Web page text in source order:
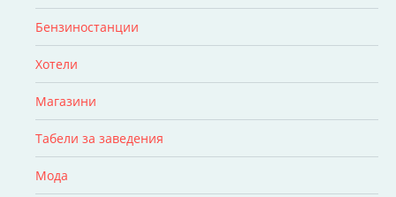
Бензиностанции
Хотели
Магазини
Табели за заведения
Мода